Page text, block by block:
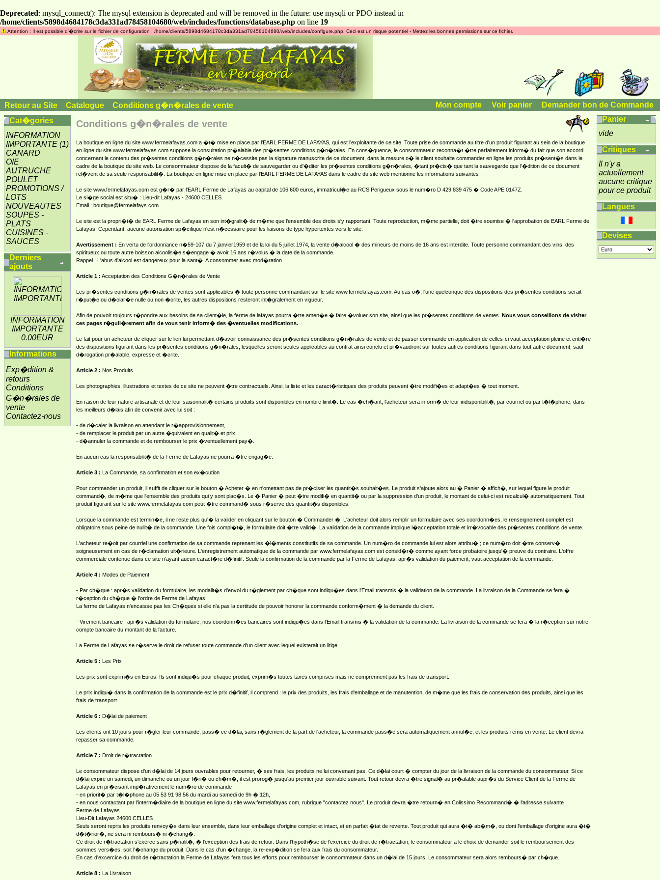
Deprecated: mysql_connect(): The mysql extension is deprecated and will be removed in the future: use mysqli or PDO instead in
/home/clients/5898d4684178c3da331ad78458104680/web/includes/functions/database.php on line 19
Attention : Il est possible d'�crire sur le fichier de configuration : /home/clients/5898d4684178c3da331ad78458104680/web/includes/configure.php. Ceci est un risque potentiel - Mettez les bonnes permissions sur ce fichier.
Retour au Site Catalogue Conditions g�n�rales de vente Mon compte Voir panier
Demander bon de Commande
Cat�gories
INFORMATION
IMPORTANTE (1)
CANARD
OIE
AUTRUCHE
POULET
PROMOTIONS /
LOTS
NOUVEAUTES
SOUPES -
PLATS
CUISINES -
SAUCES
Derniers
ajouts
INFORMATION
IMPORTANTE
0.00EUR
Informations
Exp�dition &
retours
Conditions
G�n�rales de
vente
Contactez-nous
Conditions g�n�rales de vente
La boutique en ligne du site www.fermelafayas.com a �t� mise en place par l'EARL FERME DE LAFAYAS, qui est l'exploitante de ce site. Toute prise de commande au titre d'un produit figurant au sein de la boutique
en ligne du site www.fermelafayas.com suppose la consultation pr�alable des pr�sentes conditions g�n�rales. En cons�quence, le consommateur reconna�t �tre parfaitement inform� du fait que son accord
concernant le contenu des pr�sentes conditions g�n�rales ne n�cessite pas la signature manuscrite de ce document, dans la mesure o� le client souhaite commander en ligne les produits pr�sent�s dans le
cadre de la boutique du site web. Le consommateur dispose de la facult� de sauvegarder ou d'�diter les pr�sentes conditions g�n�rales, �tant pr�cis� que tant la sauvegarde que l'�dition de ce document
rel�vent de sa seule responsabilit�. La boutique en ligne mise en place par l'EARL FERME DE LAFAYAS dans le cadre du site web mentionne les informations suivantes :
Le site www.fermelafayas.com est g�r� par l'EARL Ferme de Lafayas au capital de 106.600 euros, immatricul�e au RCS Perigueux sous le num�ro D 429 839 475 � Code APE 0147Z.
Le si�ge social est situ� : Lieu-dit Lafayas - 24600 CELLES.
Email : boutique@fermelafays.com
Le site est la propri�t� de EARL Ferme de Lafayas en son int�gralit� de m�me que l'ensemble des droits s'y rapportant. Toute reproduction, m�me partielle, doit �tre soumise � l'approbation de EARL Ferme de
Lafayas. Cependant, aucune autorisation sp�cifique n'est n�cessaire pour les liaisons de type hypertextes vers le site.
Avertissement : En vertu de l'ordonnance n�59-107 du 7 janvier1959 et de la loi du 5 juillet 1974, la vente d�alcool � des mineurs de moins de 16 ans est interdite. Toute personne commandant des vins, des
spiritueux ou toute autre boisson alcoolis�e s�engage � avoir 16 ans r�volus � la date de la commande.
Rappel : L'abus d'alcool est dangereux pour la sant�. A consommer avec mod�ration.
Article 1 : Acceptation des Conditions G�n�rales de Vente
Les pr�sentes conditions g�n�rales de ventes sont applicables � toute personne commandant sur le site www.fermelafayas.com. Au cas o�, l'une quelconque des dispositions des pr�sentes conditions serait
r�put�e ou d�clar�e nulle ou non �crite, les autres dispositions resteront int�gralement en vigueur.
Afin de pouvoir toujours r�pondre aux besoins de sa client�le, la ferme de lafayas pourra �tre amen�e � faire �voluer son site, ainsi que les pr�sentes conditions de ventes. Nous vous conseillons de visiter
ces pages r�guli�rement afin de vous tenir inform� des �ventuelles modifications.
Le fait pour un acheteur de cliquer sur le lien lui permettant d�avoir connaissance des pr�sentes conditions g�n�rales de vente et de passer commande en application de celles-ci vaut acceptation pleine et enti�re
des dispositions figurant dans les pr�sentes conditions g�n�rales, lesquelles seront seules applicables au contrat ainsi conclu et pr�vaudront sur toutes autres conditions figurant dans tout autre document, sauf
d�rogation pr�alable, expresse et �crite.
Article 2 : Nos Produits
Les photographies, illustrations et textes de ce site ne peuvent �tre contractuels. Ainsi, la liste et les caract�ristiques des produits peuvent �tre modifi�es et adapt�es � tout moment.
En raison de leur nature artisanale et de leur saisonnalit� certains produits sont disponibles en nombre limit�. Le cas �ch�ant, l'acheteur sera inform� de leur indisponibilit�, par courriel ou par t�l�phone, dans
les meilleurs d�lais afin de convenir avec lui soit :
- de d�caler la livraison en attendant le r�approvisionnement,
- de remplacer le produit par un autre �quivalent en qualit� et prix,
- d�annuler la commande et de rembourser le prix �ventuellement pay�.
En aucun cas la responsabilit� de la Ferme de Lafayas ne pourra �tre engag�e.
Article 3 : La Commande, sa confirmation et son ex�cution
Pour commander un produit, il suffit de cliquer sur le bouton � Acheter � en n'omettant pas de pr�ciser les quantit�s souhait�es. Le produit s'ajoute alors au � Panier � affich�, sur lequel figure le produit
command�, de m�me que l'ensemble des produits qui y sont plac�s. Le � Panier � peut �tre modifi� en quantit� ou par la suppression d'un produit, le montant de celui-ci est recalcul� automatiquement. Tout
produit figurant sur le site www.fermelafayas.com peut �tre command� sous r�serve des quantit�s disponibles.
Lorsque la commande est termin�e, il ne reste plus qu'� la valider en cliquant sur le bouton � Commander �. L'acheteur doit alors remplir un formulaire avec ses coordonn�es, le renseignement complet est
obligatoire sous peine de nullit� de la commande. Une fois compl�t�, le formulaire doit �tre valid�. La validation de la commande implique l�acceptation totale et irr�vocable des pr�sentes conditions de vente.
L'acheteur re�oit par courriel une confirmation de sa commande reprenant les �l�ments constitutifs de sa commande. Un num�ro de commande lui est alors attribu� ; ce num�ro doit �tre conserv�
soigneusement en cas de r�clamation ult�rieure. L'enregistrement automatique de la commande par www.fermelafayas.com est consid�r� comme ayant force probatoire jusqu'� preuve du contraire. L'offre
commerciale contenue dans ce site n'ayant aucun caract�re d�finitif. Seule la confirmation de la commande par la Ferme de Lafayas, apr�s validation du paiement, vaut acceptation de la commande.
Article 4 : Modes de Paiement
- Par ch�que : apr�s validation du formulaire, les modalit�s d'envoi du r�glement par ch�que sont indiqu�es dans l'Email transmis � la validation de la commande. La livraison de la Commande se fera �
r�ception du ch�que � l'ordre de Ferme de Lafayas.
La ferme de Lafayas n'encaisse pas les Ch�ques si elle n'a pas la certitude de pouvoir honorer la commande conform�ment � la demande du client.
- Virement bancaire : apr�s validation du formulaire, nos coordonn�es bancaires sont indiqu�es dans l'Email transmis � la validation de la commande. La livraison de la commande se fera � la r�ception sur notre
compte bancaire du montant de la facture.
La Ferme de Lafayas se r�serve le droit de refuser toute commande d'un client avec lequel existerait un litige.
Article 5 : Les Prix
Les prix sont exprim�s en Euros. Ils sont indiqu�s pour chaque produit, exprim�s toutes taxes comprises mais ne comprennent pas les frais de transport.
Le prix indiqu� dans la confirmation de la commande est le prix d�finitif, il comprend : le prix des produits, les frais d'emballage et de manutention, de m�me que les frais de conservation des produits, ainsi que les
frais de transport.
Article 6 : D�lai de paiement
Les clients ont 10 jours pour r�gler leur commande, pass� ce d�lai, sans r�glement de la part de l'acheteur, la commande pass�e sera automatiquement annul�e, et les produits remis en vente. Le client devra
repasser sa commande.
Article 7 : Droit de r�tractation
Le consommateur dispose d'un d�lai de 14 jours ouvrables pour retourner, � ses frais, les produits ne lui convenant pas. Ce d�lai court � compter du jour de la livraison de la commande du consommateur. Si ce
d�lai expire un samedi, un dimanche ou un jour f�ri� ou ch�m�, il est prorog� jusqu'au premier jour ouvrable suivant. Tout retour devra �tre signal� au pr�alable aupr�s du Service Client de la Ferme de
Lafayas en pr�cisant imp�rativement le num�ro de commande :
- en priorit� par t�l�phone au 05 53 91 98 56 du mardi au samedi de 9h � 12h,
- en nous contactant par l'interm�diaire de la boutique en ligne du site www.fermelafayas.com, rubrique "contactez nous". Le produit devra �tre retourn� en Colissimo Recommand� � l'adresse suivante :
Ferme de Lafayas
Lieu-Dit Lafayas 24600 CELLES
Seuls seront repris les produits renvoy�s dans leur ensemble, dans leur emballage d'origine complet et intact, et en parfait �tat de revente. Tout produit qui aura �t� ab�m�, ou dont l'emballage d'origine aura �t�
d�t�rior�, ne sera ni rembours� ni �chang�.
Ce droit de r�tractation s'exerce sans p�nalit�, � l'exception des frais de retour. Dans l'hypoth�se de l'exercice du droit de r�tractation, le consommateur a le choix de demander soit le remboursement des
sommes vers�es, soit l'�change du produit. Dans le cas d'un �change, la re-exp�dition se fera aux frais du consommateur.
En cas d'excercice du droit de r�tractation,la Ferme de Lafayas fera tous les efforts pour rembourser le consommateur dans un d�lai de 15 jours. Le consommateur sera alors rembours� par ch�que.
Article 8 : La Livraison
Panier
vide
Critiques
Il n'y a
actuellement
aucune critique
pour ce produit
Langues
Devises